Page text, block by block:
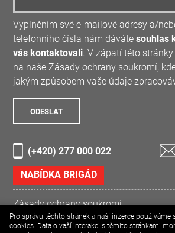
Vyplněním své e-mailové adresy a/
telefonního čísla nám dávátesouhlas
vás kontaktovali . V zápatí této
na naše Zásady ochrany soukromí,
jakým způsobem vaše údaje
(+420) 277 000 022
NABÍDKA BRIGÁD
Zásady ochrany soukromí
Etický kodex skupiny DANTEM
Pro správu těchto stránek a naší inzerce používáme
cookies. Data o vaší interakci s těmito stránkami